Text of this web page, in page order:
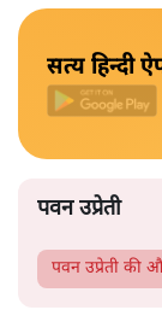
महिलाओं को नहीं
ऐसा होता है। कुछ
के अंदर नहीं जाने
उम्र की महिलाओं
पटबउसी सत्र